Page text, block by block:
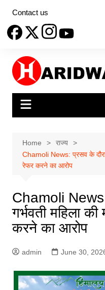
content
Contact us
Home
राज्य
Chamoli News: प्रसव के
रेफर करने का आरोप
Chamoli
गर्भवती महिला
करने का आरोप
admin June 30,